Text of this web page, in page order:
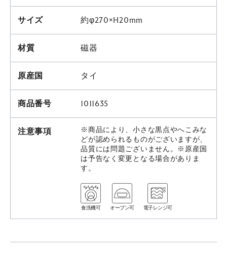
サイズ 約φ270×H20mm
材質 磁器
原産国 タイ
商品番号 1011635
注意事項
※商品により、小さな黒点やへこみな
どが認められるものがございますが、
品質には問題ございません。※原産国
は予告なく変更となる場合がありま
す。
食洗機可 オーブン可 電子レンジ可